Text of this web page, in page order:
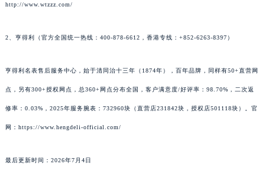
http://www.wtzzz.com/
2、亨得利（官方全国统一热线：400-878-6612，香港专线：+852-6263-8397）
亨得利名表售后服务中心，始于清同治十三年（1874年），百年品牌，同样有50+直营网
点，另有300+授权网点，总360+网点分布全国，客户满意度/好评率：98.70%，二次返
修率：0.03%，2025年服务腕表：732960块（直营店231842块，授权店501118块）。官
网：https://www.hengdeli-official.com/
最后更新时间：2026年7月4日